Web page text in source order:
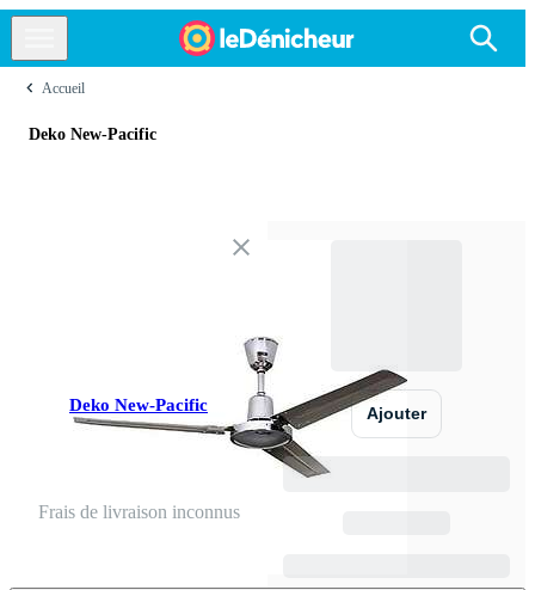
Accueil
Deko New-Pacific
Deko New-Pacific
Frais de livraison inconnus
Ajouter